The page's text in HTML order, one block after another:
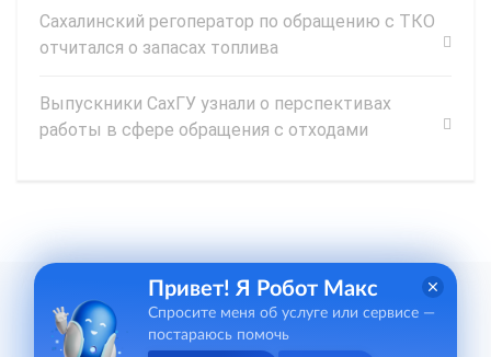
Сахалинский регоператор по обращению с ТКО
отчитался о запасах топлива
Выпускники СахГУ узнали о перспективах
работы в сфере обращения с отходами
Привет! Я Робот Макс
Спросите меня об услуге или сервисе —
постараюсь помочь